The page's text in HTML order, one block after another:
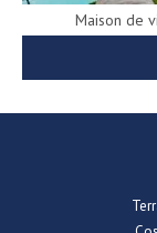
Maison de